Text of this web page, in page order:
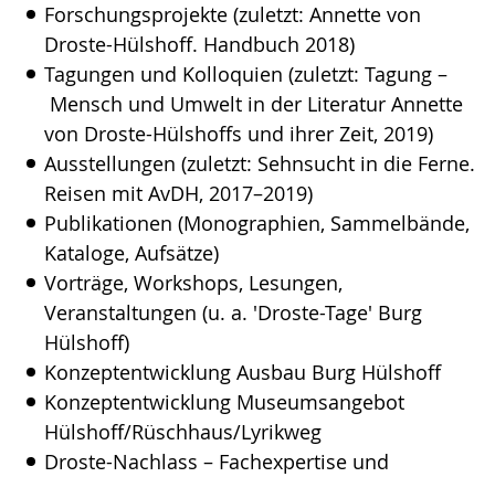
Forschungsprojekte (zuletzt: Annette von
Droste-Hülshoff. Handbuch 2018)
Tagungen und Kolloquien (zuletzt: Tagung –
Mensch und Umwelt in der Literatur Annette
von Droste-Hülshoffs und ihrer Zeit, 2019)
Ausstellungen (zuletzt: Sehnsucht in die Ferne.
Reisen mit AvDH, 2017–2019)
Publikationen (Monographien, Sammelbände,
Kataloge, Aufsätze)
Vorträge, Workshops, Lesungen,
Veranstaltungen (u. a. 'Droste-Tage' Burg
Hülshoff)
Konzeptentwicklung Ausbau Burg Hülshoff
Konzeptentwicklung Museumsangebot
Hülshoff/Rüschhaus/Lyrikweg
Droste-Nachlass – Fachexpertise und